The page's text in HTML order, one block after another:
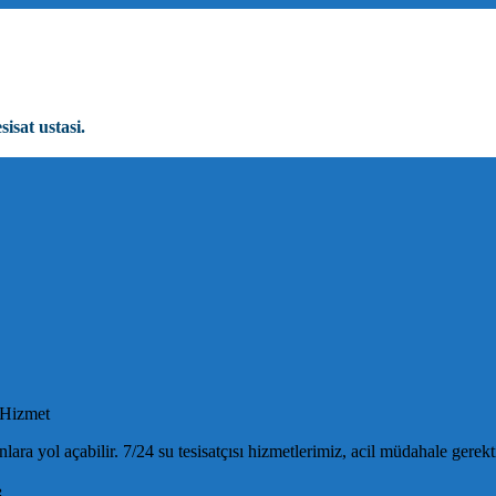
ustasi.
yol açabilir. 7/24 su tesisatçısı hizmetlerimiz, acil müdahale